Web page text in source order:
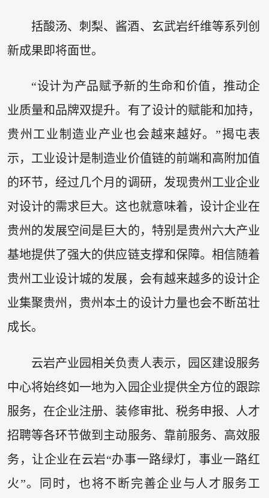
括酸汤、刺梨、酱酒、玄武岩纤维等系列创
新成果即将面世。
“设计为产品赋予新的生命和价值，推动企
业质量和品牌双提升。有了设计的赋能和加持，
贵州工业制造业产业也会越来越好。”揭屯表
示，工业设计是制造业价值链的前端和高附加值
的环节，经过几个月的调研，发现贵州工业企业
对设计的需求巨大。这也就意味着，设计企业在
贵州的发展空间是巨大的，特别是贵州六大产业
基地提供了强大的供应链支撑和保障。相信随着
贵州工业设计城的发展，会有越来越多的设计企
业集聚贵州，贵州本土的设计力量也会不断茁壮
成长。
云岩产业园相关负责人表示，园区建设服务
中心将始终如一地为入园企业提供全方位的跟踪
服务，在企业注册、装修审批、税务申报、人才
招聘等各环节做到主动服务、靠前服务、高效服
务，让企业在云岩“办事一路绿灯，事业一路红
火”。同时，也将不断完善企业与人才服务工